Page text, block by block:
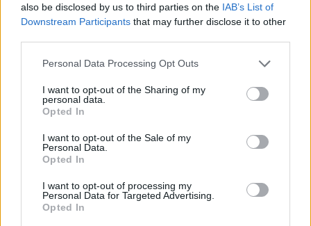
also be disclosed by us to third parties on the IAB’s List of
Downstream Participants that may further disclose it to other
Personal Data Processing Opt Outs
I want to opt-out of the Sharing of my
personal data.
Opted In
I want to opt-out of the Sale of my
Personal Data.
Opted In
I want to opt-out of processing my
Personal Data for Targeted Advertising.
Opted In
Partager le fichier IMG_0599.JPG
sur le Web et les réseaux
sociaux: